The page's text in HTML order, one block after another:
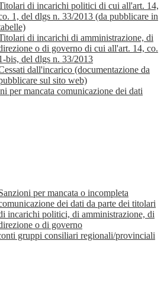
di incarichi politici di cui all'art. 14,
1, del dlgs n. 33/2013 (da pubblicare in
di incarichi di amministrazione, di
o di governo di cui all'art. 14, co.
bis, del dlgs n. 33/2013
dall'incarico (documentazione da
sul sito web)
per mancata comunicazione dei dati
per mancata o incompleta
dei dati da parte dei titolari
incarichi politici, di amministrazione, di
o di governo
gruppi consiliari regionali/provinciali